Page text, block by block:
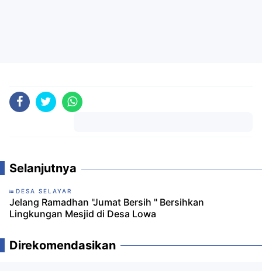
Selanjutnya
DESA SELAYAR
Jelang Ramadhan "Jumat Bersih " Bersihkan
Lingkungan Mesjid di Desa Lowa
Direkomendasikan